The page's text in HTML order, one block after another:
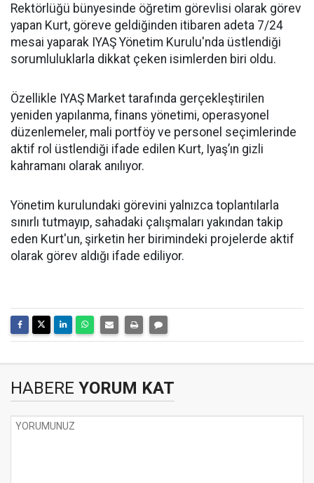
Rektörlüğü bünyesinde öğretim görevlisi olarak görev
yapan Kurt, göreve geldiğinden itibaren adeta 7/24
mesai yaparak IYAŞ Yönetim Kurulu'nda üstlendiği
sorumluluklarla dikkat çeken isimlerden biri oldu.
Özellikle IYAŞ Market tarafında gerçekleştirilen
yeniden yapılanma, finans yönetimi, operasyonel
düzenlemeler, mali portföy ve personel seçimlerinde
aktif rol üstlendiği ifade edilen Kurt, Iyaş’ın gizli
kahramanı olarak anılıyor.
Yönetim kurulundaki görevini yalnızca toplantılarla
sınırlı tutmayıp, sahadaki çalışmaları yakından takip
eden Kurt'un, şirketin her birimindeki projelerde aktif
olarak görev aldığı ifade ediliyor.
HABERE YORUM KAT